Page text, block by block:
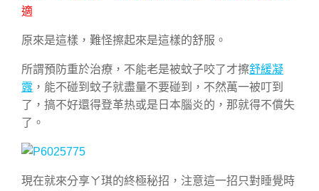
適
原來是這樣，難怪擦起來是這樣的舒服。
所謂預防重於治療，不能老是被蚊子咬了才擦舒緩凝
露 ，能不碰到蚊子就盡量不要碰到，不然萬一被叮到
了，搞不好還得登革热或是日本腦炎的，那就得不償失
了。
現在就來分享ㄚ琪的終極秘招，注意這一招只對睡覺時